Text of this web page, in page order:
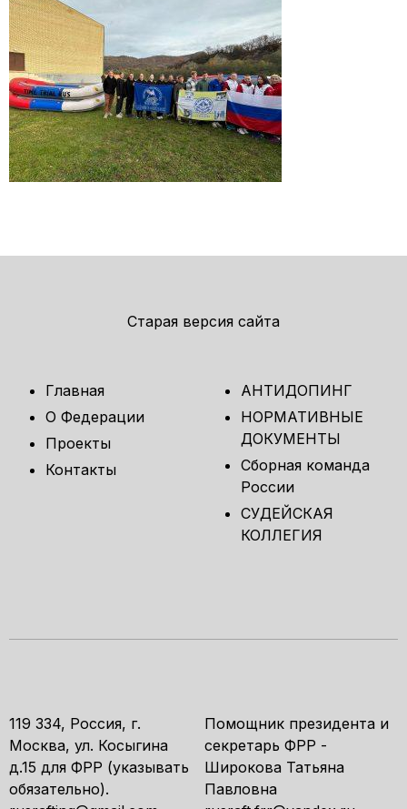
Старая версия сайта
Главная
О Федерации
Проекты
Контакты
АНТИДОПИНГ
НОРМАТИВНЫЕ
ДОКУМЕНТЫ
Сборная команда
России
СУДЕЙСКАЯ
КОЛЛЕГИЯ
119 334, Россия, г.
Москва, ул. Косыгина
д.15 для ФРР (указывать
обязательно).
Помощник президента и
секретарь ФРР -
Широкова Татьяна
Павловна